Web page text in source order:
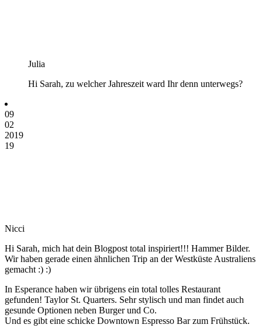
Julia
Hi Sarah, zu welcher Jahreszeit ward Ihr denn unterwegs?
09
02
2019
19
Nicci
Hi Sarah, mich hat dein Blogpost total inspiriert!!! Hammer Bilder.
Wir haben gerade einen ähnlichen Trip an der Westküste Australiens
gemacht :) :)
In Esperance haben wir übrigens ein total tolles Restaurant
gefunden! Taylor St. Quarters. Sehr stylisch und man findet auch
gesunde Optionen neben Burger und Co.
Und es gibt eine schicke Downtown Espresso Bar zum Frühstück.